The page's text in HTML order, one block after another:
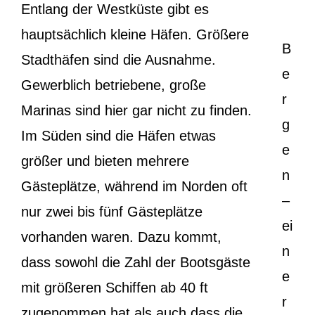
B
e
r
g
e
n
–
ei
n
e
r
Entlang der Westküste gibt es
hauptsächlich kleine Häfen. Größere
Stadthäfen sind die Ausnahme.
Gewerblich betriebene, große
Marinas sind hier gar nicht zu finden.
Im Süden sind die Häfen etwas
größer und bieten mehrere
Gästeplätze, während im Norden oft
nur zwei bis fünf Gästeplätze
vorhanden waren. Dazu kommt,
dass sowohl die Zahl der Bootsgäste
mit größeren Schiffen ab 40 ft